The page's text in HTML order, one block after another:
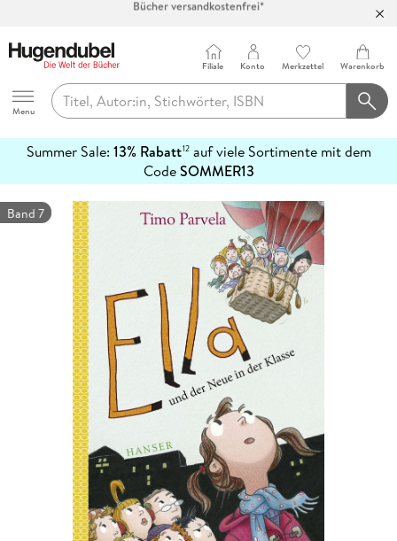
100 Tage Rückgaberecht***
Hugendubel
Menu
Filiale Konto Merkzettel Warenkorb
Summer Sale: 13% Rabatt12auf viele Sortimente mit dem
CodeSOMMER13
erfahren
Band 7